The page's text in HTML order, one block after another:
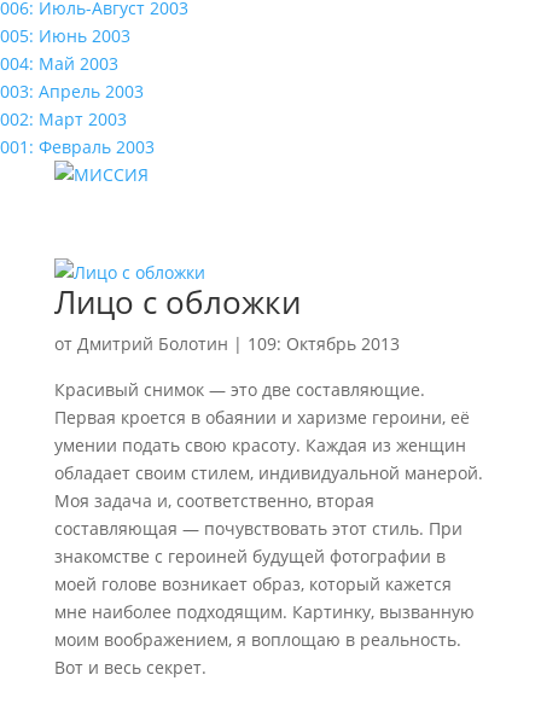
006: Июль-Август 2003
005: Июнь 2003
004: Май 2003
003: Апрель 2003
002: Март 2003
001: Февраль 2003
Лицо с обложки
от Дмитрий Болотин | 109: Октябрь 2013
Красивый снимок — это две составляющие.
Первая кроется в обаянии и харизме героини, её
умении подать свою красоту. Каждая из женщин
обладает своим стилем, индивидуальной манерой.
Моя задача и, соответственно, вторая
составляющая — почувствовать этот стиль. При
знакомстве с героиней будущей фотографии в
моей голове возникает образ, который кажется
мне наиболее подходящим. Картинку, вызванную
моим воображением, я воплощаю в реальность.
Вот и весь секрет.